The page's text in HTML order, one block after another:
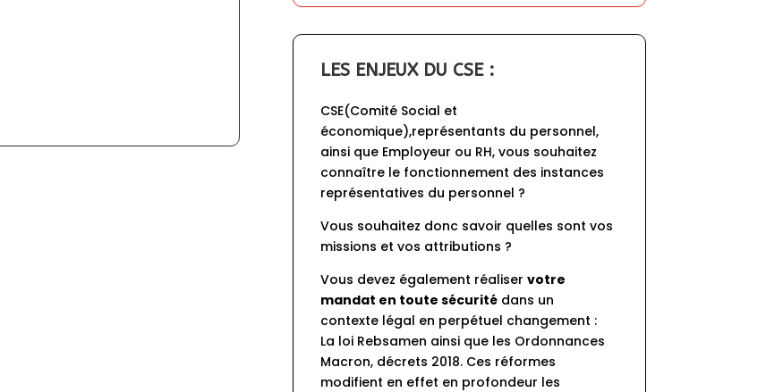
LES ENJEUX DU CSE :
CSE(Comité Social et
économique),représentants du personnel,
ainsi que Employeur ou RH, vous souhaitez
connaître le fonctionnement des instances
représentatives du personnel ?
Vous souhaitez donc savoir quelles sont vos
missions et vos attributions ?
Vous devez également réaliser votre
mandat en toute sécurité dans un
contexte légal en perpétuel changement :
La loi Rebsamen ainsi que les Ordonnances
Macron, décrets 2018. Ces réformes
modifient en effet en profondeur les